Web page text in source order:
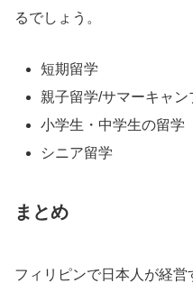
るでしょう。
短期留学
親子留学/サマーキャン
小学生・中学生の留学
シニア留学
まとめ
フィリピンで日本人が経